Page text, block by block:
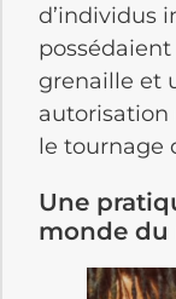
d’individus
grenaille et
autorisation
le tournage
Une
monde du